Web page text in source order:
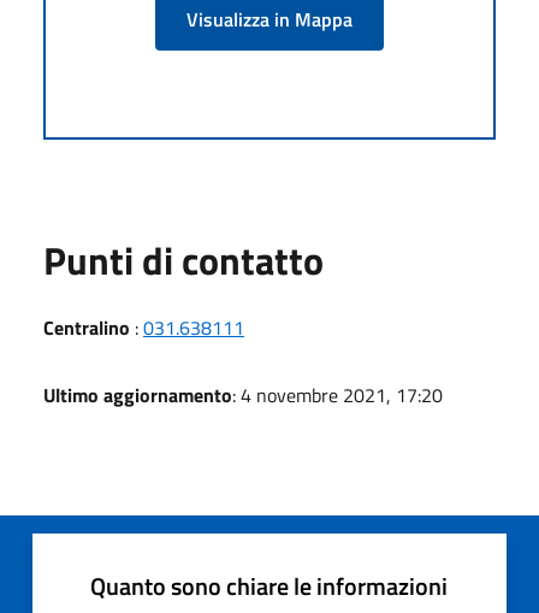
Visualizza in Mappa
Punti di contatto
Centralino :031.638111
Ultimo aggiornamento: 4 novembre 2021, 17:20
Quanto sono chiare le informazioni